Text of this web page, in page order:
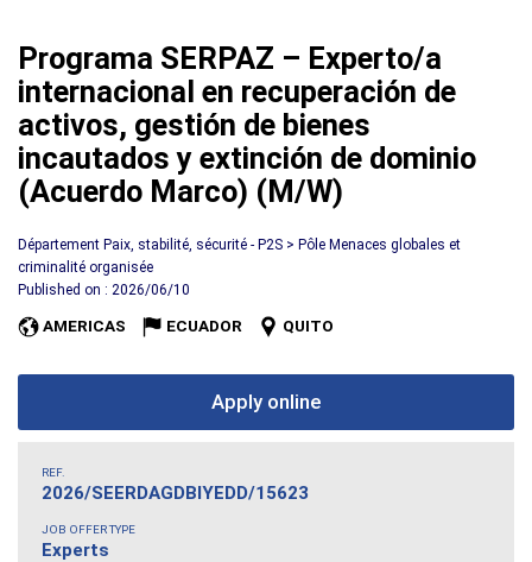
Programa SERPAZ – Experto/a
internacional en recuperación de
activos, gestión de bienes
incautados y extinción de dominio
(Acuerdo Marco) (M/W)
Département Paix, stabilité, sécurité - P2S > Pôle Menaces globales et
criminalité organisée
Published on : 2026/06/10
AMERICAS ECUADOR QUITO
Apply online
REF.
2026/SEERDAGDBIYEDD/15623
JOB OFFER TYPE
Experts